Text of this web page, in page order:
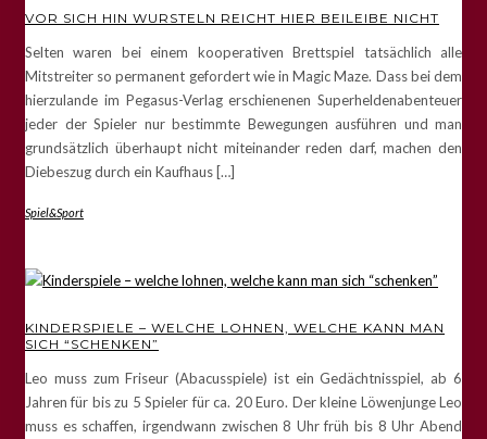
VOR SICH HIN WURSTELN REICHT HIER BEILEIBE NICHT
Selten waren bei einem kooperativen Brettspiel tatsächlich alle
Mitstreiter so permanent gefordert wie in Magic Maze. Dass bei dem
hierzulande im Pegasus-Verlag erschienenen Superheldenabenteuer
jeder der Spieler nur bestimmte Bewegungen ausführen und man
grundsätzlich überhaupt nicht miteinander reden darf, machen den
Diebeszug durch ein Kaufhaus […]
Spiel&Sport
KINDERSPIELE – WELCHE LOHNEN, WELCHE KANN MAN
SICH “SCHENKEN”
Leo muss zum Friseur (Abacusspiele) ist ein Gedächtnisspiel, ab 6
Jahren für bis zu 5 Spieler für ca. 20 Euro. Der kleine Löwenjunge Leo
muss es schaffen, irgendwann zwischen 8 Uhr früh bis 8 Uhr Abend